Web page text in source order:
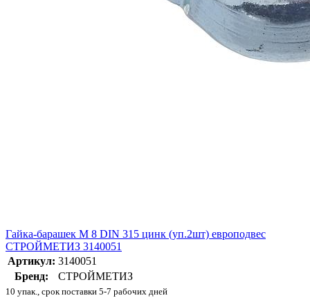
Гайка-барашек М 8 DIN 315 цинк (уп.2шт) европодвес
СТРОЙМЕТИЗ 3140051
Артикул: 3140051
Бренд:
СТРОЙМЕТИЗ
10 упак., срок поставки 5-7 рабочих дней